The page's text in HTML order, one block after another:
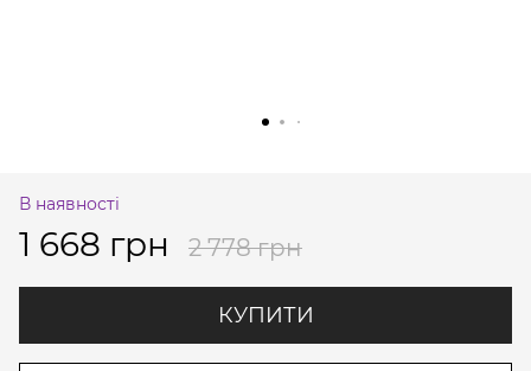
В наявності
1 668 грн 2 778 грн
КУПИТИ